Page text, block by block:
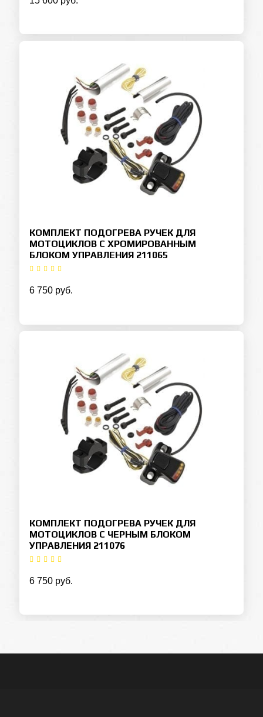
КОМПЛЕКТ ПОДОГРЕВА РУЧЕК ДЛЯ
МОТОЦИКЛОВ С ХРОМИРОВАННЫМ
БЛОКОМ УПРАВЛЕНИЯ 211065
6 750 руб.
КОМПЛЕКТ ПОДОГРЕВА РУЧЕК ДЛЯ
МОТОЦИКЛОВ С ЧЕРНЫМ БЛОКОМ
УПРАВЛЕНИЯ 211076
6 750 руб.